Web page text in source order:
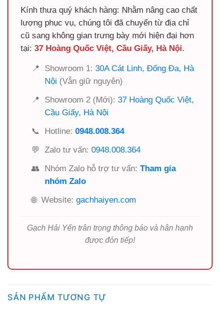
Kính thưa quý khách hàng: Nhằm nâng cao chất
lượng phục vụ, chúng tôi đã chuyển từ địa chỉ
cũ sang không gian trưng bày mới hiện đại hơn
tại: 37 Hoàng Quốc Việt, Cầu Giấy, Hà Nội.
📍 Showroom 1: 30A Cát Linh, Đống Đa, Hà
Nội (Vẫn giữ nguyên)
📍
Showroom 2 (Mới): 37 Hoàng Quốc Việt,
Cầu Giấy, Hà Nội
📞
Hotline: 0948.008.364
💬
Zalo tư vấn: 0948.008.364
👥
Nhóm Zalo hỗ trợ tư vấn: Tham gia
nhóm Zalo
🌐 Website: gachhaiyen.com
Gạch Hải Yến trân trọng thông báo và hân hạnh
được đón tiếp!
SẢN PHẨM TƯƠNG TỰ